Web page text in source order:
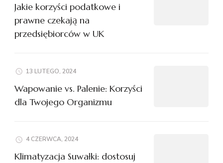
Jakie korzyści podatkowe i
prawne czekają na
przedsiębiorców w UK
13 LUTEGO, 2024
Wapowanie vs. Palenie: Korzyści
dla Twojego Organizmu
4 CZERWCA, 2024
Klimatyzacja Suwałki: dostosuj